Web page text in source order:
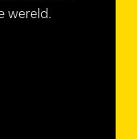
wereld.